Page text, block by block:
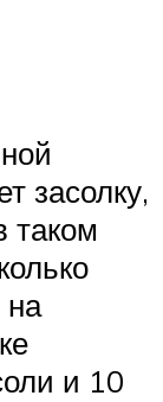
засолку,
таком
и 10